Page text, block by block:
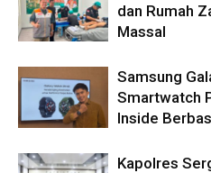
dan Rumah
Massal
Samsung
Smartwatch
Inside
Kapolres